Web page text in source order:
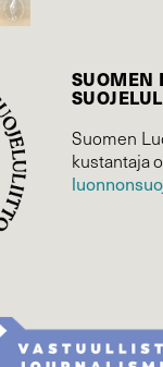
SUOMEN
Suomen
kustantaja